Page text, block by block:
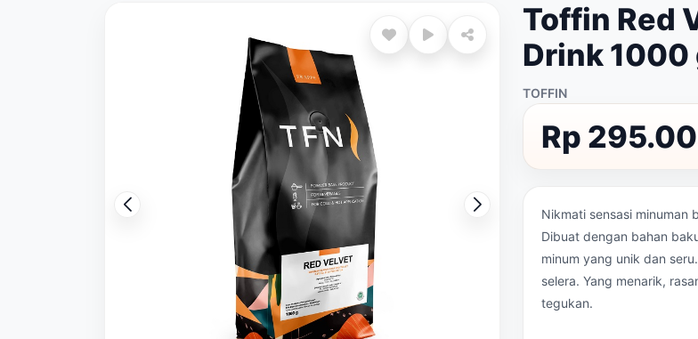
Toffin Red
Drink 1000
TOFFIN
Rp
Nikmati sensasi minuman
Dibuat dengan bahan
minum yang unik dan
selera. Yang menarik,
tegukan.